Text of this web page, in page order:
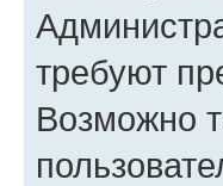
требуют
Возможно